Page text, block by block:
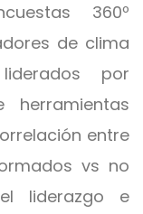
360º
de clima
por
herramientas
entre
vs no
liderazgo e